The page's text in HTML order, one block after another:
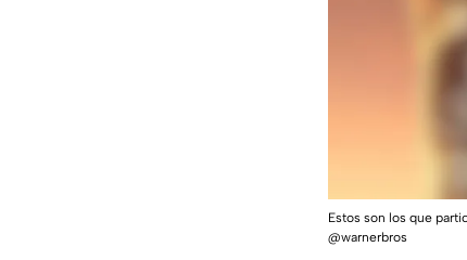
Estos son los que
@warnerbros